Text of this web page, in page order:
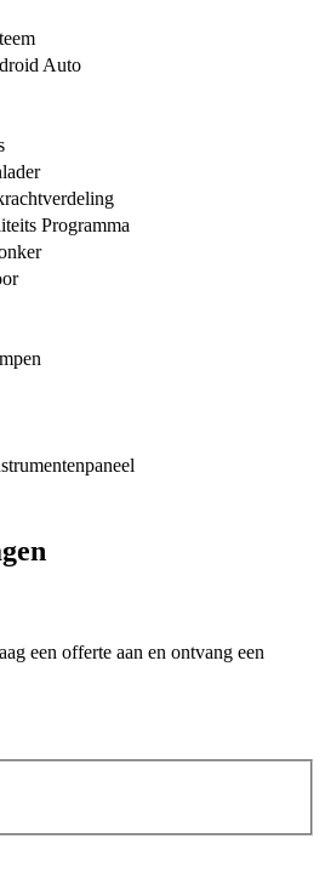
Auto
Programma
een offerte aan en ontvang een